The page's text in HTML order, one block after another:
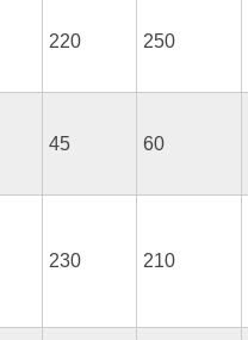
220 250
45 60
230 210